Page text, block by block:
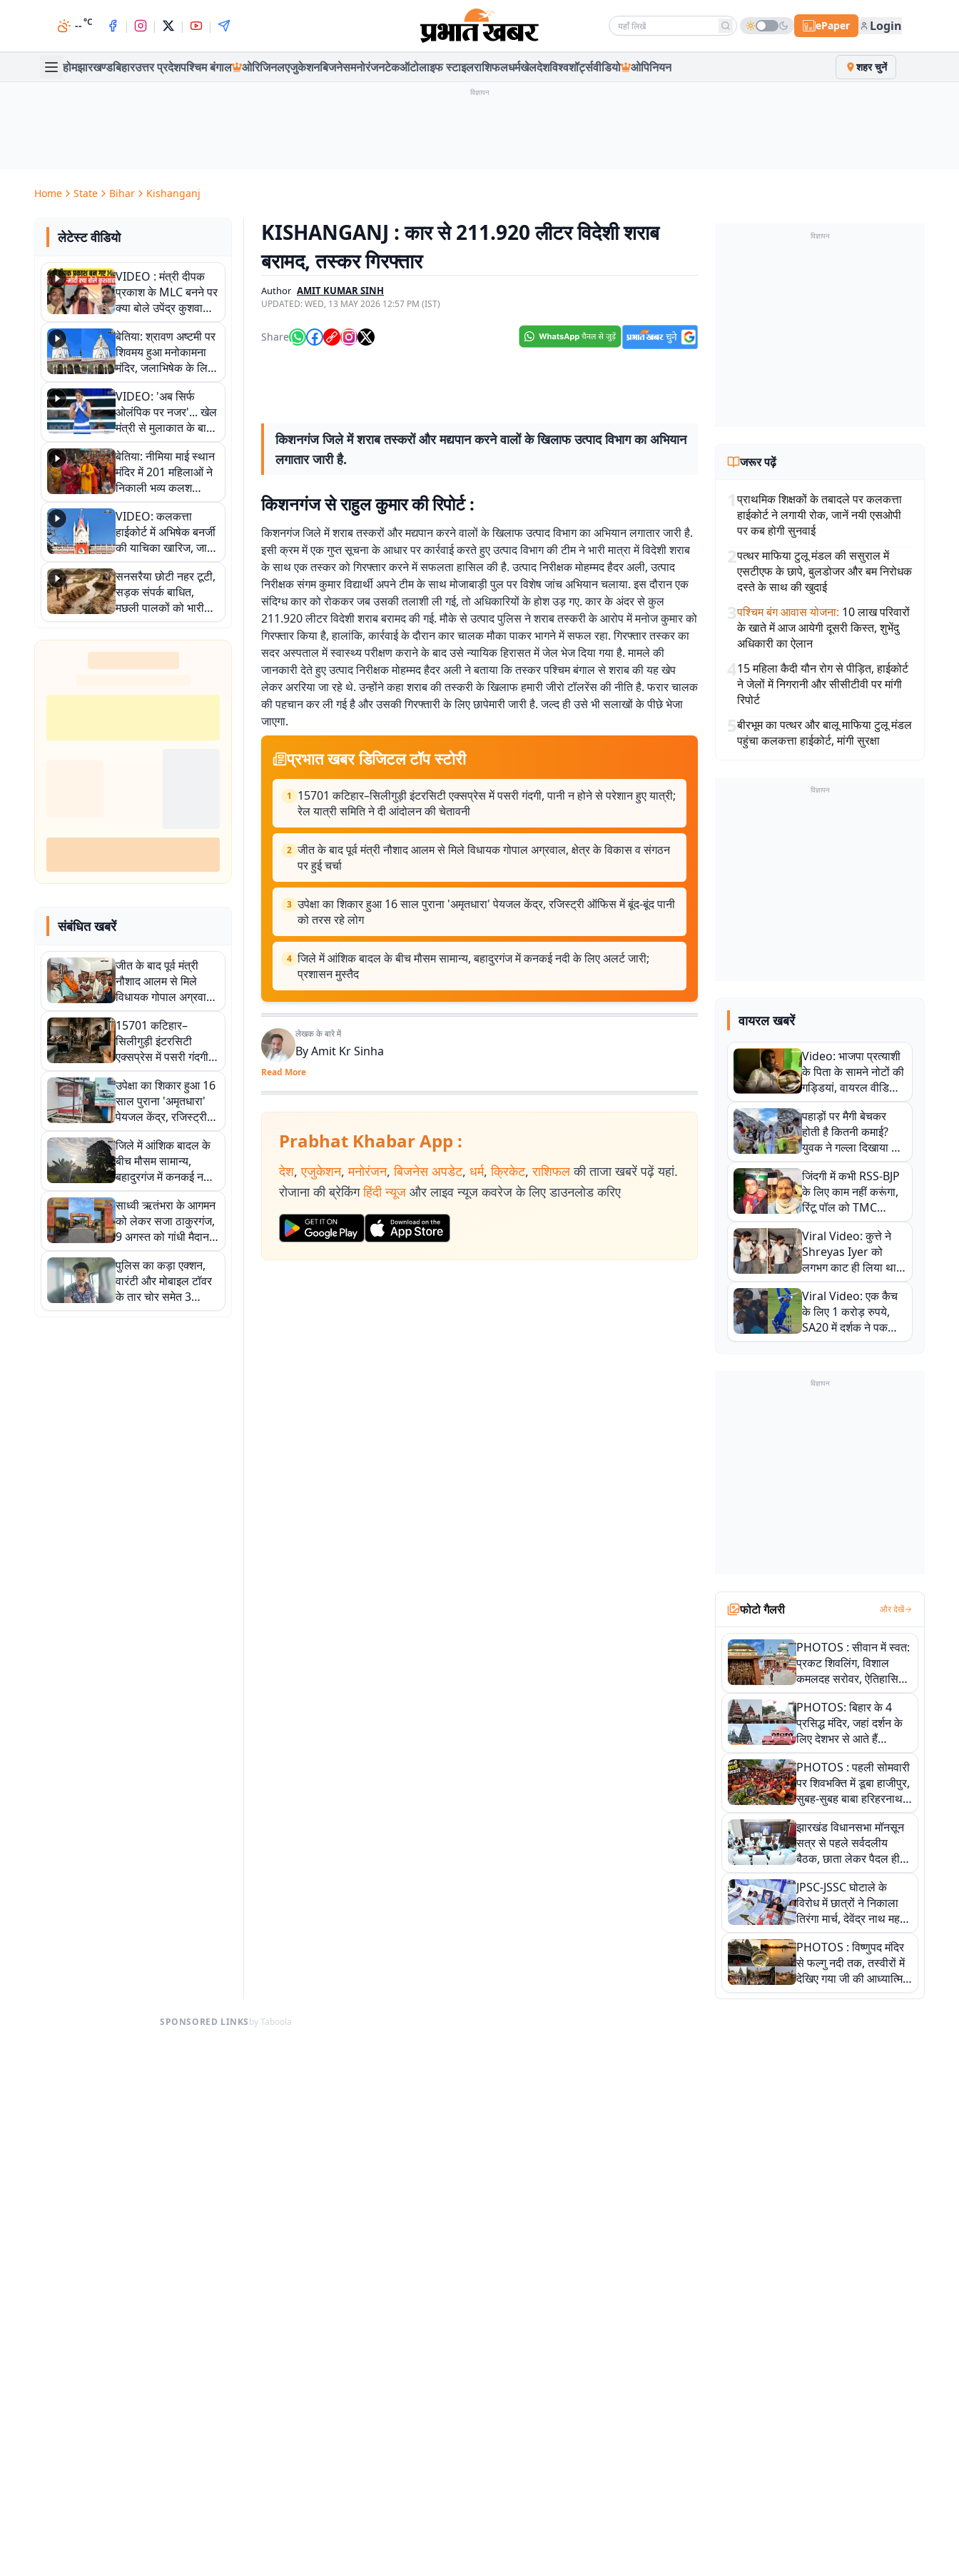
--°C | | | | Search news ePaper Login
होमझारखण्डबिहारउत्तर प्रदेशपश्चिम बंगाल ओरिजिनलएजुकेशनबिजनेसमनोरंजनटेकऑटोलाइफ स्टाइलराशिफलधर्मखेलदेशविश्वशॉर्ट्सवीडियो ओपिनियन शहर चुनें
विज्ञापन
Home State Bihar Kishanganj
लेटेस्ट वीडियो
VIDEO : मंत्री दीपक
प्रकाश के MLC बनने पर
क्या बोले उपेंद्र कुशवाहा,
सुनिए
बेतिया: श्रावण अष्टमी पर
शिवमय हुआ मनोकामना
मंदिर, जलाभिषेक के लिए
लगी लंबी कतारें
VIDEO: 'अब सिर्फ
ओलंपिक पर नजर'... खेल
मंत्री से मुलाकात के बाद
जैसमीन लंबोरिया का बड़ा
बयान
बेतिया: नीमिया माई स्थान
मंदिर में 201 महिलाओं ने
निकाली भव्य कलश
शोभायात्रा, शिवलिंग
प्राण-प्रतिष्ठा महोत्सव
शुरू
VIDEO: कलकत्ता
हाईकोर्ट में अभिषेक बनर्जी
की याचिका खारिज, जानें
क्या है पूरा मामला
सनसरैया छोटी नहर टूटी,
सड़क संपर्क बाधित,
मछली पालकों को भारी
नुकसान
संबंधित खबरें
जीत के बाद पूर्व मंत्री
नौशाद आलम से मिले
विधायक गोपाल अग्रवाल,
क्षेत्र के विकास व संगठन
पर हुई चर्चा
15701 कटिहार–
सिलीगुड़ी इंटरसिटी
एक्सप्रेस में पसरी गंदगी,
पानी न होने से परेशान हुए
यात्री; रेल यात्री समिति
ने दी आंदोलन की चेतावनी
उपेक्षा का शिकार हुआ 16
साल पुराना 'अमृतधारा'
पेयजल केंद्र, रजिस्ट्री
ऑफिस में बूंद-बूंद पानी को
तरस रहे लोग
जिले में आंशिक बादल के
बीच मौसम सामान्य,
बहादुरगंज में कनकई नदी
के लिए अलर्ट जारी;
प्रशासन मुस्तैद
साध्वी ऋतंभरा के आगमन
को लेकर सजा ठाकुरगंज,
9 अगस्त को गांधी मैदान में
होगा भव्य प्रवचन
पुलिस का कड़ा एक्शन,
वारंटी और मोबाइल टॉवर
के तार चोर समेत 3
आरोपी गिरफ्तार
KISHANGANJ : कार से 211.920 लीटर विदेशी शराब
बरामद, तस्कर गिरफ्तार
Author AMIT KUMAR SINH
UPDATED:WED, 13 MAY 2026 12:57 PM (IST)
Share
किशनगंज जिले में शराब तस्करों और मद्यपान करने वालों के खिलाफ उत्पाद विभाग का अभियान
लगातार जारी है.
किशनगंज से राहुल कुमार की रिपोर्ट :
किशनगंज जिले में शराब तस्करों और मद्यपान करने वालों के खिलाफ उत्पाद विभाग का अभियान लगातार जारी है.
इसी क्रम में एक गुप्त सूचना के आधार पर कार्रवाई करते हुए उत्पाद विभाग की टीम ने भारी मात्रा में विदेशी शराब
के साथ एक तस्कर को गिरफ्तार करने में सफलता हासिल की है. उत्पाद निरीक्षक मोहम्मद हैदर अली, उत्पाद
निरीक्षक संगम कुमार विद्यार्थी अपने टीम के साथ मोजाबाड़ी पुल पर विशेष जांच अभियान चलाया. इस दौरान एक
संदिग्ध कार को रोककर जब उसकी तलाशी ली गई, तो अधिकारियों के होश उड़ गए. कार के अंदर से कुल
211.920 लीटर विदेशी शराब बरामद की गई. मौके से उत्पाद पुलिस ने शराब तस्करी के आरोप में मनोज कुमार को
गिरफ्तार किया है, हालांकि, कार्रवाई के दौरान कार चालक मौका पाकर भागने में सफल रहा. गिरफ्तार तस्कर का
सदर अस्पताल में स्वास्थ्य परीक्षण कराने के बाद उसे न्यायिक हिरासत में जेल भेज दिया गया है. मामले की
जानकारी देते हुए उत्पाद निरीक्षक मोहम्मद हैदर अली ने बताया कि तस्कर पश्चिम बंगाल से शराब की यह खेप
लेकर अररिया जा रहे थे. उन्होंने कहा शराब की तस्करी के खिलाफ हमारी जीरो टॉलरेंस की नीति है. फरार चालक
की पहचान कर ली गई है और उसकी गिरफ्तारी के लिए छापेमारी जारी है. जल्द ही उसे भी सलाखों के पीछे भेजा
जाएगा.
प्रभात खबर डिजिटल टॉप स्टोरी
1
15701 कटिहार–सिलीगुड़ी इंटरसिटी एक्सप्रेस में पसरी गंदगी, पानी न होने से परेशान हुए यात्री;
रेल यात्री समिति ने दी आंदोलन की चेतावनी
2 जीत के बाद पूर्व मंत्री नौशाद आलम से मिले विधायक गोपाल अग्रवाल, क्षेत्र के विकास व संगठन
पर हुई चर्चा
3 उपेक्षा का शिकार हुआ 16 साल पुराना 'अमृतधारा' पेयजल केंद्र, रजिस्ट्री ऑफिस में बूंद-बूंद पानी
को तरस रहे लोग
4 जिले में आंशिक बादल के बीच मौसम सामान्य, बहादुरगंज में कनकई नदी के लिए अलर्ट जारी;
प्रशासन मुस्तैद
लेखक के बारे में
ByAmit Kr Sinha
Read More
Prabhat Khabar App :
देश, एजुकेशन, मनोरंजन, बिजनेस अपडेट, धर्म, क्रिकेट, राशिफल की ताजा खबरें पढ़ें यहां.
रोजाना की ब्रेकिंग हिंदी न्यूज और लाइव न्यूज कवरेज के लिए डाउनलोड करिए
विज्ञापन
जरूर पढ़ें
1प्राथमिक शिक्षकों के तबादले पर कलकत्ता
हाईकोर्ट ने लगायी रोक, जानें नयी एसओपी
पर कब होगी सुनवाई
2पत्थर माफिया टुलू मंडल की ससुराल में
एसटीएफ के छापे, बुलडोजर और बम निरोधक
दस्ते के साथ की खुदाई
3पश्चिम बंग आवास योजना: 10 लाख परिवारों
के खाते में आज आयेगी दूसरी किस्त, शुभेंदु
अधिकारी का ऐलान
415 महिला कैदी यौन रोग से पीड़ित, हाईकोर्ट
ने जेलों में निगरानी और सीसीटीवी पर मांगी
रिपोर्ट
5बीरभूम का पत्थर और बालू माफिया टुलू मंडल
पहुंचा कलकत्ता हाईकोर्ट, मांगी सुरक्षा
विज्ञापन
वायरल खबरें
Video: भाजपा प्रत्याशी
के पिता के सामने नोटों की
गड्डियां, वायरल वीडियो
से राजनीति में उबाल,
अजित महतो बोले- TMC
की गंदी चाल
पहाड़ों पर मैगी बेचकर
होती है कितनी कमाई?
युवक ने गल्ला दिखाया तो
नौकरी वालों के खड़े हो गए
कान
जिंदगी में कभी RSS-BJP
के लिए काम नहीं करूंगा,
रिंटू पॉल को TMC
ऑफिस में ले जाकर पीटा,
Video वायरल
Viral Video: कुत्ते ने
Shreyas Iyer को
लगभग काट ही लिया था,
न्यूजीलैंड सीरीज से पहले
बाल-बाल बचे
Viral Video: एक कैच
के लिए 1 करोड़ रुपये,
SA20 में दर्शक ने पकड़ा
एक हाथ से गजब का कैच
विज्ञापन
फोटो गैलरी और देखें
PHOTOS : सीवान में स्वत:
प्रकट शिवलिंग, विशाल
कमलदह सरोवर, ऐतिहासिक
महेंद्रनाथ मंदिर और घंटाघर
की कहानी, तस्वीरों में देखिए
PHOTOS: बिहार के 4
प्रसिद्ध मंदिर, जहां दर्शन के
लिए देशभर से आते हैं
श्रद्धालु, जानिए इनकी
खासियत
PHOTOS : पहली सोमवारी
पर शिवभक्ति में डूबा हाजीपुर,
सुबह-सुबह बाबा हरिहरनाथ
मंदिर पहुंचे तेजस्वी, 10
तस्वीरों में देखें नजारा
झारखंड विधानसभा मॉनसून
सत्र से पहले सर्वदलीय
बैठक, छाता लेकर पैदल ही
सत्ता पक्ष की मीटिंग में पहुंचे
सीएम, देखें तस्वीरें
JPSC-JSSC घोटाले के
विरोध में छात्रों ने निकाला
तिरंगा मार्च, देवेंद्र नाथ महतो
ने किया जल ग्रहण, देखें
तस्वीरें
PHOTOS : विष्णुपद मंदिर
से फल्गु नदी तक, तस्वीरों में
देखिए गया जी की आध्यात्मिक
पहचान
SPONSORED LINKSby Taboola